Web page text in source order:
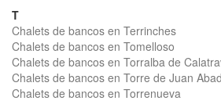
T
Chalets de bancos en Terrinches
Chalets de bancos en Tomelloso
Chalets de bancos en Torralba de
Chalets de bancos en Torre de Juan Abad
Chalets de bancos en Torrenueva